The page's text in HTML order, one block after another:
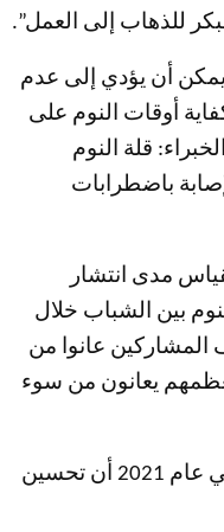
للذهاب إلى العمل”.
يمكن أن يؤدي إلى عدم
أوقات النوم على
قلة النوم
باضطرابات
مدى انتشار
بين الشباب خلال
عانوا من
معظمهم يعانون من سوء
نُشرت في عام 2021 أن تحسين